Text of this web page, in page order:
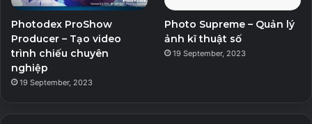
Photodex ProShow
Producer – Tạo video
trình chiếu chuyên
nghiệp
19 September, 2023
Photo Supreme – Quản lý
ảnh kĩ thuật số
19 September, 2023